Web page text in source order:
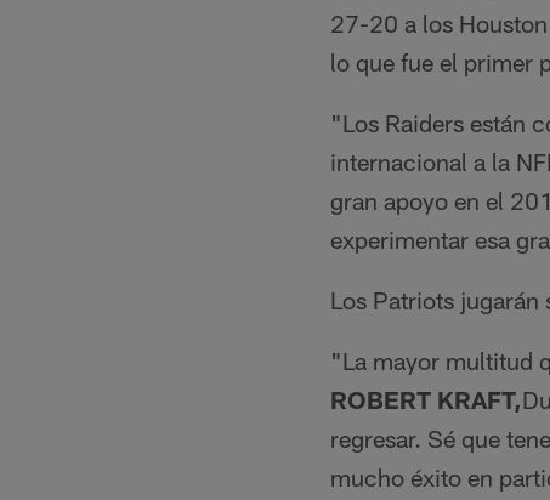
27-20 a los
lo que fue el primer
"Los Raiders están
internacional a la
gran apoyo en el
experimentar esa
Los Patriots
"La mayor multitud
ROBERT KRAFT,
regresar. Sé que
mucho éxito en